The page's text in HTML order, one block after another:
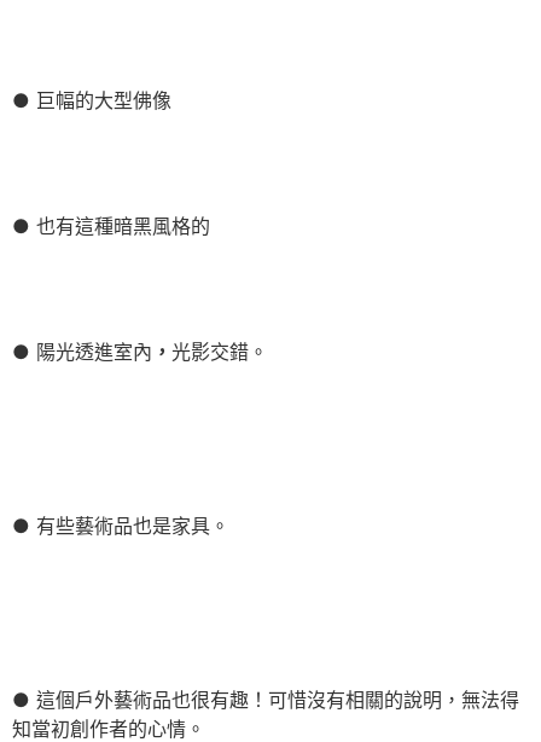
● 巨幅的大型佛像
● 也有這種暗黑風格的
● 陽光透進室內 ， 光影交錯。
● 有些藝術品也是家具。
● 這個戶外藝術品也很有趣！可惜沒有相關的說明，無法得
知當初創作者的心情。